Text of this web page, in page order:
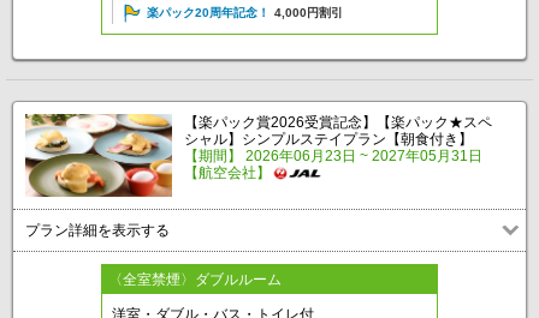
楽パック20周年記念！
4,000円割引
【楽パック賞2026受賞記念】【楽パック★スペ
シャル】シンプルステイプラン【朝食付き】
【期間】 2026年06月23日 ~ 2027年05月31日
【航空会社】
プラン詳細を表示する
〈全室禁煙〉ダブルルーム
洋室・ダブル・バス・トイレ付